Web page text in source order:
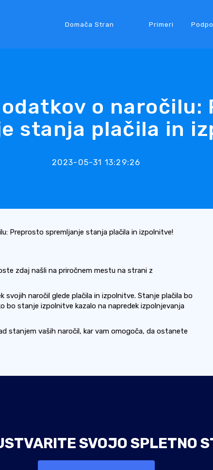
Domača Stran Primeri
o naročilu:
stanja plačila in
2023-05-31 13:29:26
Preprosto spremljanje stanja plačila in izpolnitve!
zdaj našli na priročnem mestu na strani z
naročil glede plačila in izpolnitve. Stanje plačila bo
bo stanje izpolnitve kazalo na napredek izpolnjevanja
stanjem vaših naročil, kar vam omogoča, da ostanete
SVOJO SPLETNO